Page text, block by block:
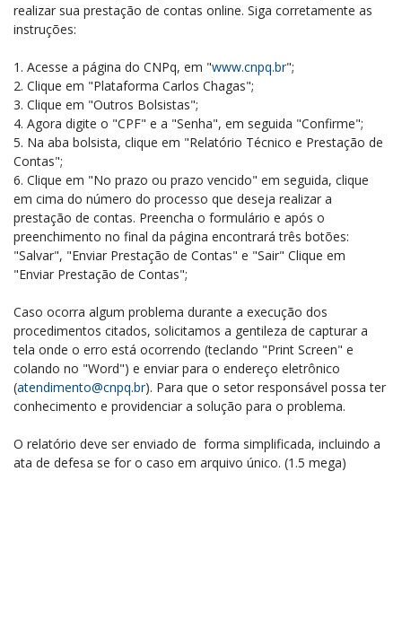
realizar sua prestação de contas online. Siga corretamente as
instruções:
1. Acesse a página do CNPq, em "www.cnpq.br";
2. Clique em "Plataforma Carlos Chagas";
3. Clique em "Outros Bolsistas";
4. Agora digite o "CPF" e a "Senha", em seguida "Confirme";
5. Na aba bolsista, clique em "Relatório Técnico e Prestação de
Contas";
6. Clique em "No prazo ou prazo vencido" em seguida, clique
em cima do número do processo que deseja realizar a
prestação de contas. Preencha o formulário e após o
preenchimento no final da página encontrará três botões:
"Salvar", "Enviar Prestação de Contas" e "Sair" Clique em
"Enviar Prestação de Contas";
Caso ocorra algum problema durante a execução dos
procedimentos citados, solicitamos a gentileza de capturar a
tela onde o erro está ocorrendo (teclando "Print Screen" e
colando no "Word") e enviar para o endereço eletrônico
(atendimento@cnpq.br). Para que o setor responsável possa ter
conhecimento e providenciar a solução para o problema.
O relatório deve ser enviado de forma simplificada, incluindo a
ata de defesa se for o caso em arquivo único. (1.5 mega)